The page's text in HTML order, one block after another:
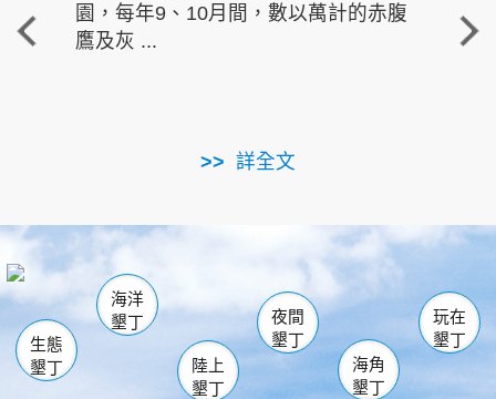
園，每年9、10月間，數以萬計的赤腹
鷹及灰 ...
詳全文
重
走進
南仁湖
海生館
恆春 佳樂水
龍鑾潭自然中心 森林遊樂區
瓊麻館
關山 墾管處遊客中心
社頂公園 風吹沙
船帆石
白砂 龍磐公園
香蕉灣
砂島
鵝鑾鼻
生態
墾丁
海洋
墾丁
陸上
墾丁
夜間
墾丁
海角
墾丁
玩在
墾丁